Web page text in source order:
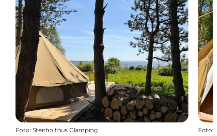
Foto: Stenholthus Glamping Foto: